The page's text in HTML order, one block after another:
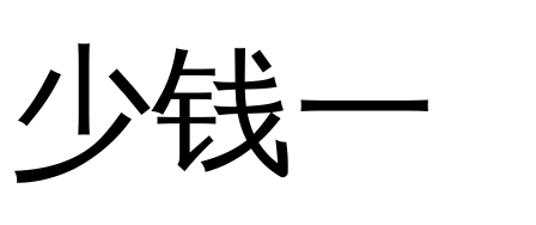
少钱一